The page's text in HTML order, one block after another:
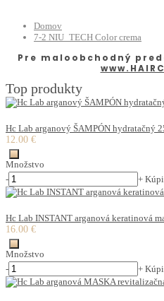
Domov
7-2 NIU_TECH Color crema
Pre maloobchodný
Top produkty
Hc Lab arganový ŠAMPÓN hydratačný
12.00 €
Množstvo
-
+
Hc Lab INSTANT arganová keratinová
16.00 €
Množstvo
-
+